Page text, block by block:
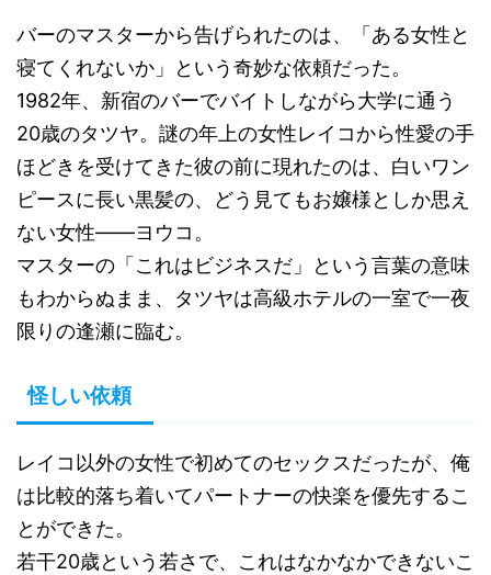
バーのマスターから告げられたのは、「ある女性と
寝てくれないか」という奇妙な依頼だった。
1982年、新宿のバーでバイトしながら大学に通う
20歳のタツヤ。謎の年上の女性レイコから性愛の手
ほどきを受けてきた彼の前に現れたのは、白いワン
ピースに長い黒髪の、どう見てもお嬢様としか思え
ない女性――ヨウコ。
マスターの「これはビジネスだ」という言葉の意味
もわからぬまま、タツヤは高級ホテルの一室で一夜
限りの逢瀬に臨む。
怪しい依頼
レイコ以外の女性で初めてのセックスだったが、俺
は比較的落ち着いてパートナーの快楽を優先するこ
とができた。
若干20歳という若さで、これはなかなかできないこ